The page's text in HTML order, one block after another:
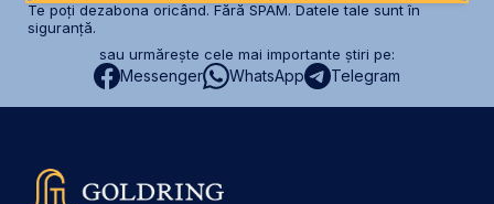
Te poți dezabona oricând. Fără SPAM. Datele tale sunt în
siguranță.
sau urmărește cele mai importante știri pe:
Messenger WhatsApp Telegram